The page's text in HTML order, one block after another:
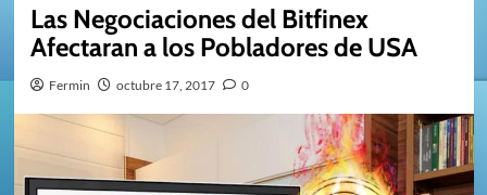
Las Negociaciones del Bitfinex
Afectaran a los Pobladores de USA
Fermin octubre 17, 2017 0